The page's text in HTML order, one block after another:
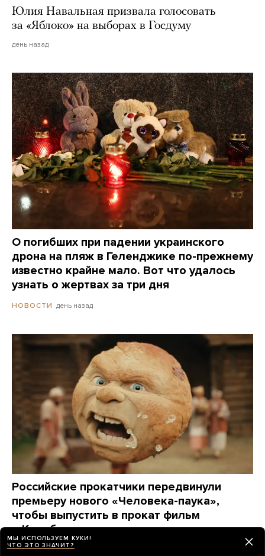
Юлия Навальная призвала голосовать
за «Яблоко» на выборах в Госдуму
день назад
О погибших при падении украинского
дрона на пляж в Геленджике по-прежнему
известно крайне мало. Вот что удалось
узнать о жертвах за три дня
НОВОСТИ день назад
Российские прокатчики передвинули
премьеру нового «Человека-паука»,
чтобы выпустить в прокат фильм
о Колобке
Зрители обрушили его рейтинг еще до премьеры.
МЫ ИСПОЛЬЗУЕМ КУКИ!
ЧТО ЭТО ЗНАЧИТ?